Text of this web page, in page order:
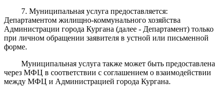
7. Муниципальная услуга предоставляется:
Департаментом жилищно-коммунального хозяйства
Администрации города Кургана (далее - Департамент) только
при личном обращении заявителя в устной или письменной
форме.
Муниципальная услуга также может быть предоставлена
через МФЦ в соответствии с соглашением о взаимодействии
между МФЦ и Администрацией города Кургана.